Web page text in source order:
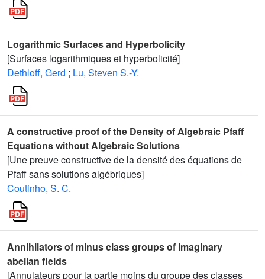
Logarithmic Surfaces and Hyperbolicity
[Surfaces logarithmiques et hyperbolicité]
Dethloff, Gerd ; Lu, Steven S.-Y.
A constructive proof of the Density of Algebraic Pfaff
Equations without Algebraic Solutions
[Une preuve constructive de la densité des équations de
Pfaff sans solutions algébriques]
Coutinho, S. C.
Annihilators of minus class groups of imaginary
abelian fields
[Annulateurs pour la partie moins du groupe des classes